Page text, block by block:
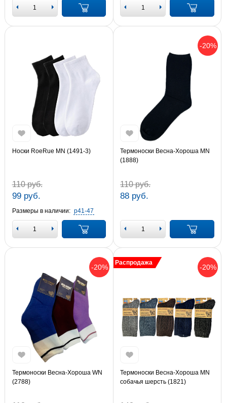
Носки RoeRue MN (1491-3)
110 руб.
99 руб.
Размеры в наличии: р41-47
-20%
Термоноски Весна-Хороша MN
(1888)
110 руб.
88 руб.
-20%
Термоноски Весна-Хороша WN
(2788)
-20%
Распродажа
Термоноски Весна-Хороша MN
собачья шерсть (1821)